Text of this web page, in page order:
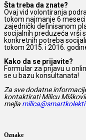
Šta treba da znate?
Ovaj vid volontiranja
tokom najmanje 6
zajednički definisanom
socijalnih preduzeća vrši
konkretnih potreba
tokom 2015. i 2016.
Kako da se prijavite?
Formular za prijavu u
se u bazu konsultanata!
Za sve dodatne
kontaktirati Milicu
mejla
Oznake